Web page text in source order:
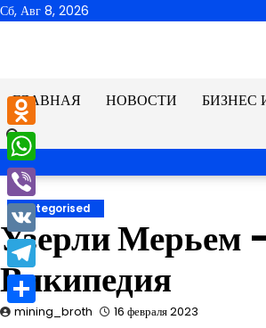
Перейти
Сб, Авг 8, 2026
ГЛАВНАЯ
НОВОСТИ БИЗНЕС
Uncategorised
Узерли Мерьем
Википедия
mining_broth 16 февраля 2023
Odnoklassniki
WhatsApp
Viber
VK
Telegram
Отправить